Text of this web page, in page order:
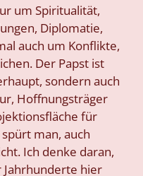
um Spiritualität,
Diplomatie,
auch um Konflikte,
Der Papst ist
sondern auch
Hoffnungsträger
für
man, auch
Ich denke daran,
Jahrhunderte hier